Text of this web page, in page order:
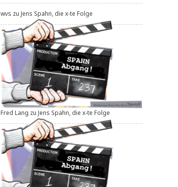
wvs zu Jens Spahn, die x-te Folge
Fred Lang zu Jens Spahn, die x-te Folge